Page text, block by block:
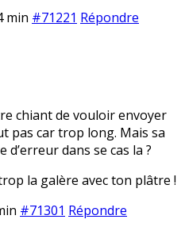
min #71221 Répondre
chiant de vouloir envoyer
pas car trop long. Mais sa
d’erreur dans se cas la ?
trop la galère avec ton plâtre !
#71301 Répondre